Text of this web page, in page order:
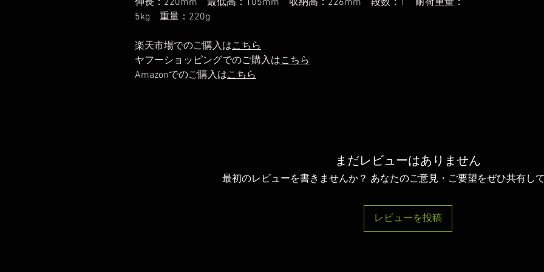
伸長：220mm 最低高：105mm 収納高：226mm 段数：1 耐荷重量：
5kg 重量：220g
楽天市場でのご購入はこちら
ヤフーショッピングでのご購入はこちら
Amazonでのご購入はこちら
まだレビューはありません
最初のレビューを書きませんか？ あなたのご意見・ご要望をぜひ共有して
レビューを投稿